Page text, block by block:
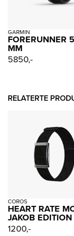
GARMIN
FORERUNNER
MM
5850,-
RELATERTE
COROS
HEART RATE
JAKOB EDITION
1200,-